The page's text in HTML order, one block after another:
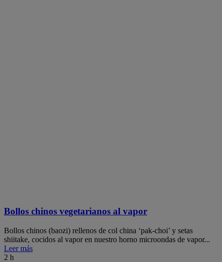
Bollos chinos vegetarianos al vapor
Bollos chinos (baozi) rellenos de col china ‘pak-choi’ y setas
shiitake, cocidos al vapor en nuestro horno microondas de vapor...
Leer más
2 h